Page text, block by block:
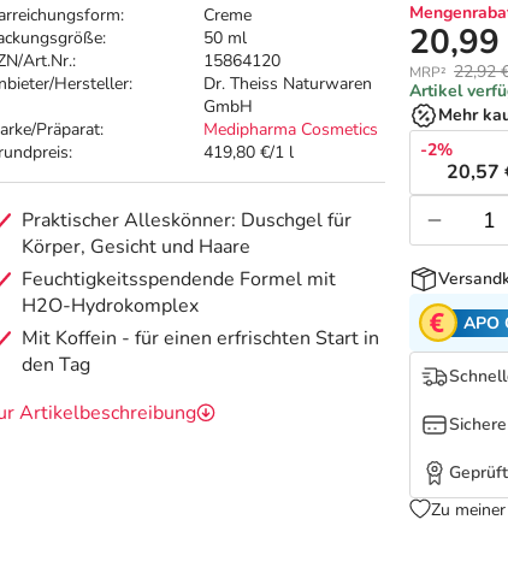
Creme
50 ml
Art.Nr.:
15864120
Hersteller:
Dr. Theiss Naturwaren
GmbH
Präparat:
Medipharma Cosmetics
419,80 €/1 l
Praktischer Alleskönner: Duschgel für
Körper, Gesicht und Haare
Feuchtigkeitsspendende Formel mit
H2O-Hydrokomplex
Mit Koffein - für einen erfrischten Start in
den Tag
Artikelbeschreibung
MRP² 22,92
Artikel
Mehr
-2%
20,57
APO
Zu